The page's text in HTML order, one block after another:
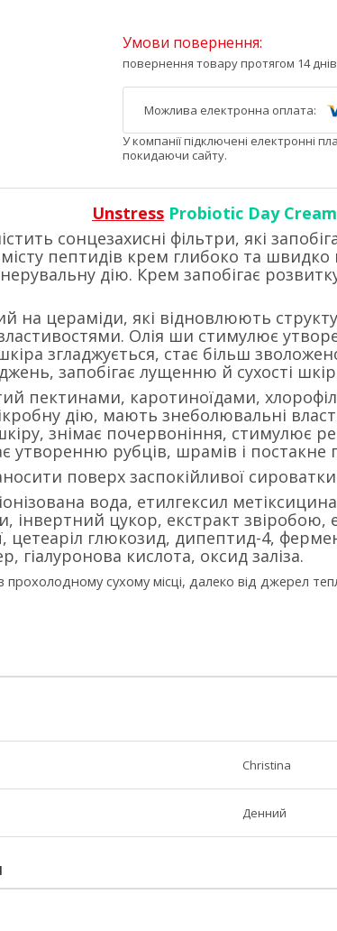
повернення товару протягом 14 днів
У компанії підключені електронні
покидаючи сайту.
Unstress Probiotic Day Cream
сонцезахисні фільтри, які
пептидів крем глибоко та
дію. Крем запобігає
на цераміди, які відновлюють
Олія ши стимулює
згладжується, стає більш
запобігає лущенню й сухості
пектинами, каротиноїдами,
дію, мають знеболювальні
знімає почервоніння, стимулює
утворенню рубців, шрамів і постакне
поверх заспокійливої
вода, етилгексил
інвертний цукор, екстракт звіробою,
цетеаріл глюкозид, дипептид-4,
гіалуронова кислота, оксид заліза.
прохолодному сухому місці, далеко від джерел
Christina
Денний